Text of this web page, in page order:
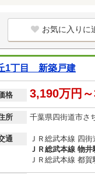
お気に入りに
1丁目 新築戸建
格 3,190万円
所 千葉県四街道市さ
通
ＪＲ総武本線 四
ＪＲ総武本線 物
ＪＲ総武本線 都